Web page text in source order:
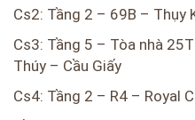
Cs2: Tầng 2 – 69B – Thụy
Cs3: Tầng 5 – Tòa nhà
Thúy – Cầu Giấy
Cs4: Tầng 2 – R4 – Royal